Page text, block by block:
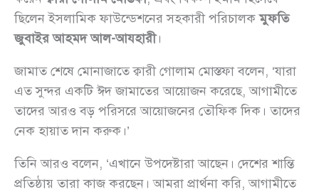
ছিলেন ইসলামিক ফাউন্ডেশনের সহকারী পরিচালকমুফতি
জুবাইর আহমদ আল-আযহারী।
জামাত শেষে মোনাজাতে ক্বারী গোলাম মোস্তফা বলেন, ‘যারা
এত সুন্দর একটি ঈদ জামাতের আয়োজন করেছে, আগামীতে
তাদের আরও বড় পরিসরে আয়োজনের তৌফিক দিক। তাদের
নেক হায়াত দান করুক।’
তিনি আরও বলেন, ‘এখানে উপদেষ্টারা আছেন। দেশের শান্তি
প্রতিষ্ঠায় তারা কাজ করছেন। আমরা প্রার্থনা করি, আগামীতে